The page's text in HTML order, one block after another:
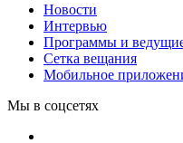
Новости
Интервью
Программы и
Сетка вещания
Мобильное
Мы в соцсетях